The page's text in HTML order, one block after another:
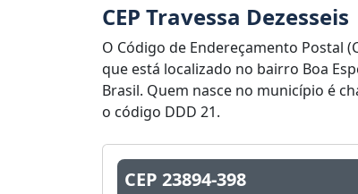
CEP Travessa Dezesseis
O Código de Endereçamento Postal
que está localizado no bairro Boa
Brasil. Quem nasce no município é
o código DDD 21.
CEP 23894-398